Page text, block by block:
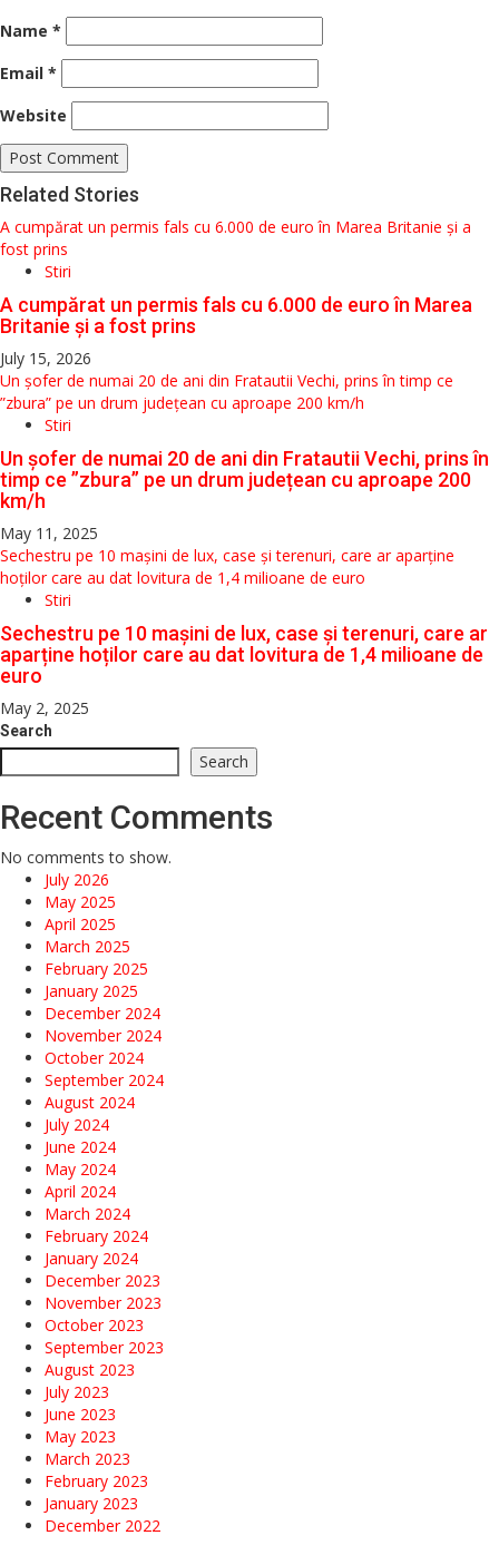
Name *
Email *
Website
Related Stories
A cumpărat un permis fals cu 6.000 de euro în Marea Britanie și a
fost prins
Stiri
A cumpărat un permis fals cu 6.000 de euro în Marea
Britanie și a fost prins
July 15, 2026
Un șofer de numai 20 de ani din Fratautii Vechi, prins în timp ce
”zbura” pe un drum județean cu aproape 200 km/h
Stiri
Un șofer de numai 20 de ani din Fratautii Vechi, prins în
timp ce ”zbura” pe un drum județean cu aproape 200
km/h
May 11, 2025
Sechestru pe 10 mașini de lux, case și terenuri, care ar aparține
hoților care au dat lovitura de 1,4 milioane de euro
Stiri
Sechestru pe 10 mașini de lux, case și terenuri, care ar
aparține hoților care au dat lovitura de 1,4 milioane de
euro
May 2, 2025
Search
Search
Recent Comments
No comments to show.
July 2026
May 2025
April 2025
March 2025
February 2025
January 2025
December 2024
November 2024
October 2024
September 2024
August 2024
July 2024
June 2024
May 2024
April 2024
March 2024
February 2024
January 2024
December 2023
November 2023
October 2023
September 2023
August 2023
July 2023
June 2023
May 2023
March 2023
February 2023
January 2023
December 2022